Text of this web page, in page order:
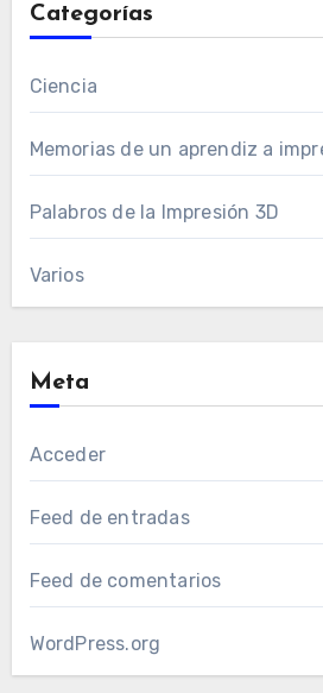
Categorías
Ciencia
Memorias de un aprendiz a
Palabros de la Impresión 3D
Varios
Meta
Acceder
Feed de entradas
Feed de comentarios
WordPress.org